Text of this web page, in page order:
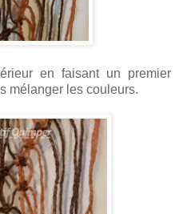
en faisant un premier
mélanger les couleurs.